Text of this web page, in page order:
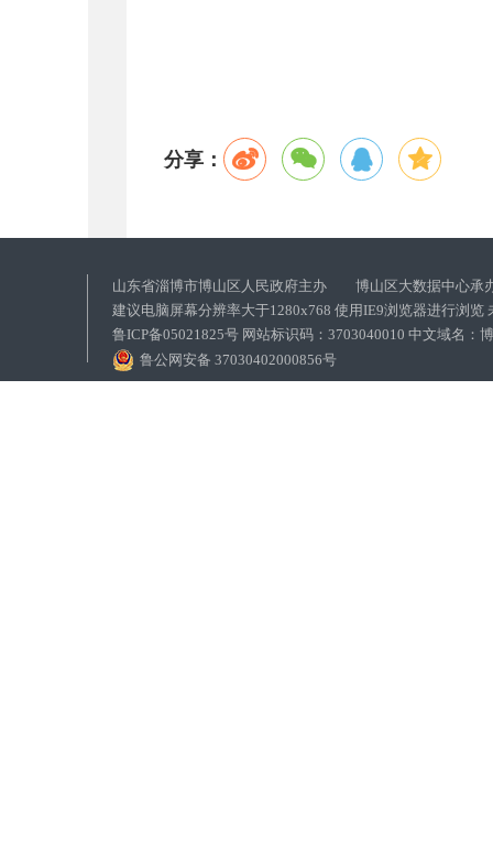
分享：
山东省淄博市博山区人民政府主办 博山区大数据中心承
建议电脑屏幕分辨率大于1280x768 使用IE9浏览器进行浏览
鲁ICP备05021825号 网站标识码：3703040010 中文域名：
鲁公网安备 37030402000856号